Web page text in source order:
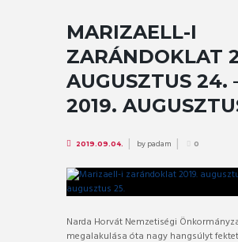
MARIZAELL-I
ZARÁNDOKLAT
AUGUSZTUS 24.
2019.
2019.09.04. bypadam 0
Narda Horvát Nemzetiségi
megalakulása óta nagy hangsúlyt